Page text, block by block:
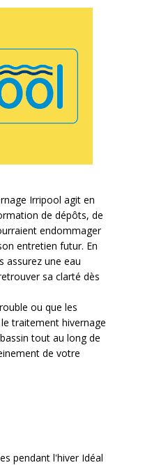
Irripool agit en
de dépôts, de
endommager
entretien futur. En
assurez une eau
sa clarté dès
ou que les
le traitement hivernage
tout au long de
de votre
pendant l'hiver Idéal